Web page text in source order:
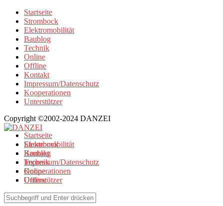
Startseite
Strombock
Elektromobilität
Baublog
Technik
Online
Offline
Kontakt
Impressum/Datenschutz
Kooperationen
Unterstützer
Copyright ©2002-2024 DANZEI
Startseite
Strombock
Kontakt
Impressum/Datenschutz
Kooperationen
Unterstützer
Elektromobilität
Baublog
Technik
Online
Offline
Browse Tag